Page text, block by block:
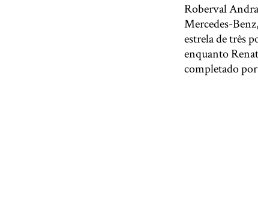
Roberval
Mercedes-
estrela de três
enquanto
completado